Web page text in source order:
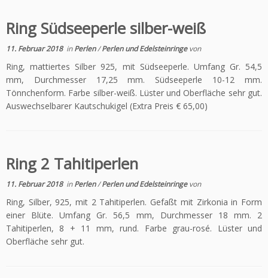
Ring Südseeperle silber-weiß
11. Februar 2018inPerlen/Perlen und Edelsteinringevon
Ring, mattiertes Silber 925, mit Südseeperle. Umfang Gr. 54,5
mm, Durchmesser 17,25 mm. Südseeperle 10-12 mm.
Tönnchenform. Farbe silber-weiß. Lüster und Oberfläche sehr gut.
Auswechselbarer Kautschukigel (Extra Preis € 65,00)
Ring 2 Tahitiperlen
11. Februar 2018inPerlen/Perlen und Edelsteinringevon
Ring, Silber, 925, mit 2 Tahitiperlen. Gefaßt mit Zirkonia in Form
einer Blüte. Umfang Gr. 56,5 mm, Durchmesser 18 mm. 2
Tahitiperlen, 8 + 11 mm, rund. Farbe grau-rosé. Lüster und
Oberfläche sehr gut.